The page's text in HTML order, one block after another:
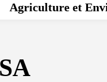
Agriculture et